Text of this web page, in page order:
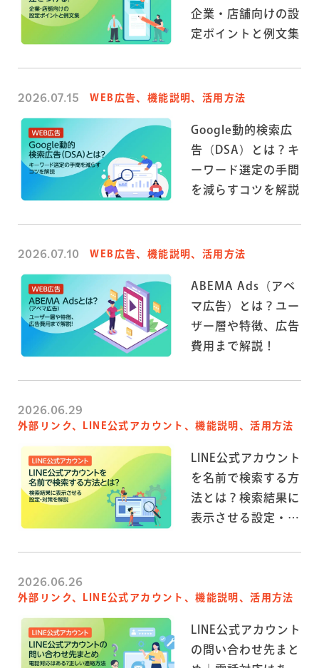
企業・店舗向けの設
定ポイントと例文集
2026.07.15 WEB広告、機能説明、活用方法
Google動的検索広
告（DSA）とは？キ
ーワード選定の手間
を減らすコツを解説
2026.07.10 WEB広告、機能説明、活用方法
ABEMA Ads（アベ
マ広告）とは？ユー
ザー層や特徴、広告
費用まで解説！
2026.06.29
外部リンク、LINE公式アカウント、機能説明、活用方法
LINE公式アカウント
を名前で検索する方
法とは？検索結果に
表示させる設定・対
2026.06.26
外部リンク、LINE公式アカウント、機能説明、活用方法
LINE公式アカウント
の問い合わせ先まと